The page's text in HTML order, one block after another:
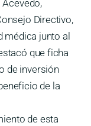
Directivo,
médica junto al
que ficha
de inversión
de la
de esta